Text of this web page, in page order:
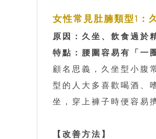
女性常見肚腩類型1：
原因：久坐、飲食過於
特點：腰圍容易有「一
顧名思義，久坐型小腹
型的人大多喜歡喝酒、
坐，穿上褲子時便容易
【改善方法】